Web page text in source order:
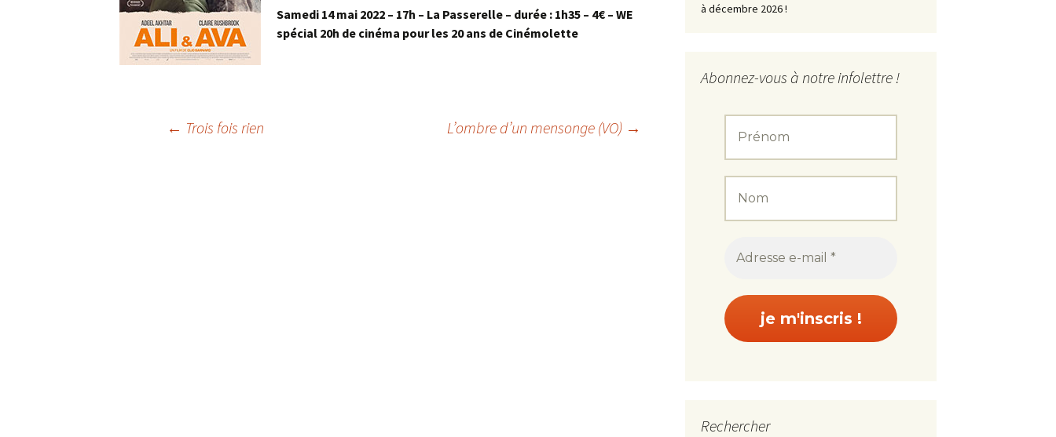
Samedi 14 mai 2022 – 17h – La Passerelle – durée : 1h35 – 4€ – WE
spécial 20h de cinéma pour les 20 ans de Cinémolette
← Trois fois rien L’ombre d’un mensonge (VO) →
à décembre 2026 !
Abonnez-vous à notre infolettre !
Rechercher